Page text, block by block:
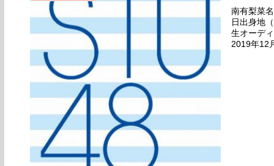
南有梨菜
日出身地
生オーデ
2019年12